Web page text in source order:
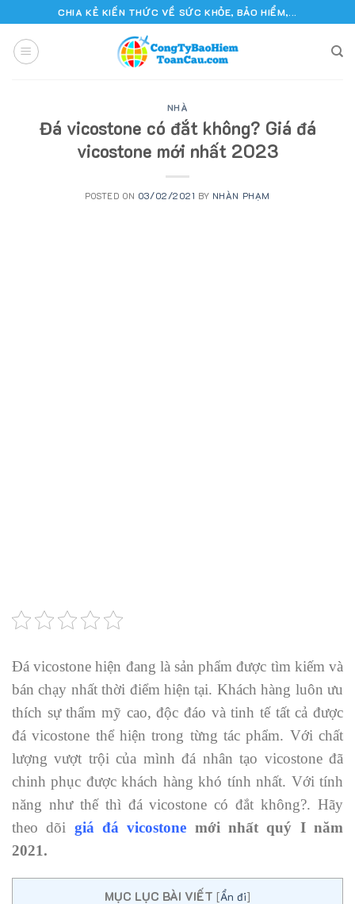
to
content
CHIA KẺ KIẾN THỨC VỀ SỨC KHỎE, BẢO HIỂM,...
NHÀ
Đá vicostone có đắt không? Giá đá
vicostone mới nhất 2023
POSTED ON 03/02/2021 BY NHÀN PHẠM
Đá vicostone hiện đang là sản phẩm được tìm kiếm và
bán chạy nhất thời điểm hiện tại. Khách hàng luôn ưu
thích sự thẩm mỹ cao, độc đáo và tinh tế tất cả được
đá vicostone thể hiện trong từng tác phẩm. Với chất
lượng vượt trội của mình đá nhân tạo vicostone đã
chinh phục được khách hàng khó tính nhất. Với tính
năng như thế thì đá vicostone có đắt không?. Hãy
theo dõi giá đá vicostone mới nhất quý I năm
2021.
MỤC LỤC BÀI VIẾT [Ẩn đi]